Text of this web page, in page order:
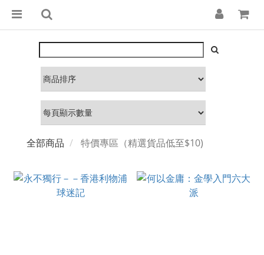
全部商品 特價專區（精選貨品低至$10)